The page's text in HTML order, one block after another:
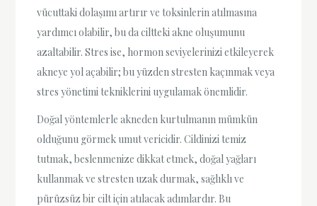
vücuttaki dolaşımı artırır ve toksinlerin atılmasına
yardımcı olabilir, bu da ciltteki akne oluşumunu
azaltabilir. Stres ise, hormon seviyelerinizi etkileyerek
akneye yol açabilir; bu yüzden stresten kaçınmak veya
stres yönetimi tekniklerini uygulamak önemlidir.
Doğal yöntemlerle akneden kurtulmanın mümkün
olduğunu görmek umut vericidir. Cildinizi temiz
tutmak, beslenmenize dikkat etmek, doğal yağları
kullanmak ve stresten uzak durmak, sağlıklı ve
pürüzsüz bir cilt için atılacak adımlardır. Bu